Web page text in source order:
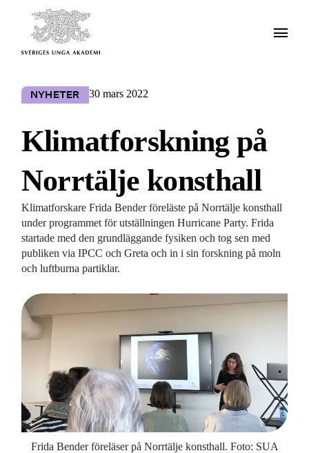
NYHETER 30 mars 2022
Klimatforskning på
Norrtälje konsthall
Klimatforskare Frida Bender föreläste på Norrtälje konsthall
under programmet för utställningen Hurricane Party. Frida
startade med den grundläggande fysiken och tog sen med
publiken via IPCC och Greta och in i sin forskning på moln
och luftburna partiklar.
Frida Bender föreläser på Norrtälje konsthall. Foto: SUA